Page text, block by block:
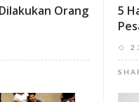
Orang
5